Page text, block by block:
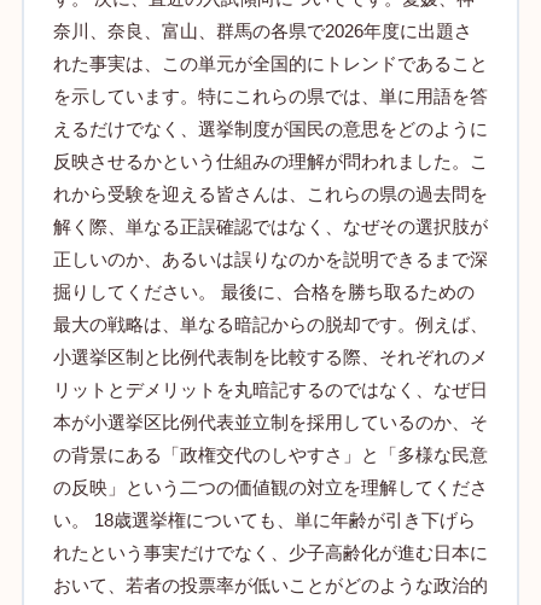
奈川、奈良、富山、群馬の各県で2026年度に出題さ
れた事実は、この単元が全国的にトレンドであること
を示しています。特にこれらの県では、単に用語を答
えるだけでなく、選挙制度が国民の意思をどのように
反映させるかという仕組みの理解が問われました。こ
れから受験を迎える皆さんは、これらの県の過去問を
解く際、単なる正誤確認ではなく、なぜその選択肢が
正しいのか、あるいは誤りなのかを説明できるまで深
掘りしてください。 最後に、合格を勝ち取るための
最大の戦略は、単なる暗記からの脱却です。例えば、
小選挙区制と比例代表制を比較する際、それぞれのメ
リットとデメリットを丸暗記するのではなく、なぜ日
本が小選挙区比例代表並立制を採用しているのか、そ
の背景にある「政権交代のしやすさ」と「多様な民意
の反映」という二つの価値観の対立を理解してくださ
い。 18歳選挙権についても、単に年齢が引き下げら
れたという事実だけでなく、少子高齢化が進む日本に
おいて、若者の投票率が低いことがどのような政治的